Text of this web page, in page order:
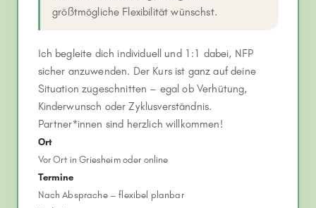
größtmögliche Flexibilität wünschst.
Ich begleite dich individuell und 1:1 dabei, NFP
sicher anzuwenden. Der Kurs ist ganz auf deine
Situation zugeschnitten – egal ob Verhütung,
Kinderwunsch oder Zyklusverständnis.
Partner*innen sind herzlich willkommen!
Ort
Vor Ort in Griesheim oder online
Termine
Nach Absprache – flexibel planbar